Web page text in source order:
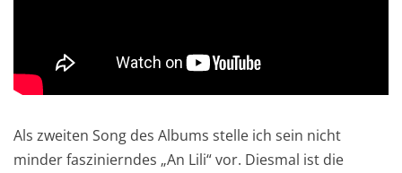
Als zweiten Song des Albums stelle ich sein nicht
minder faszinierndes „An Lili“ vor. Diesmal ist die